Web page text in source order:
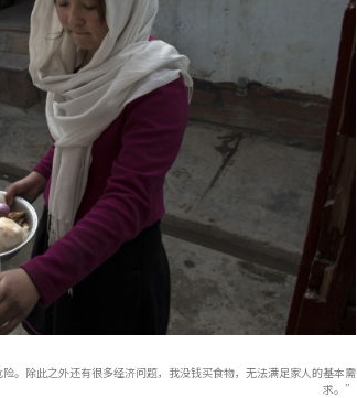
。除此之外还有很多经济问题，我没钱买食物，无法满足家人的基本需
求。”